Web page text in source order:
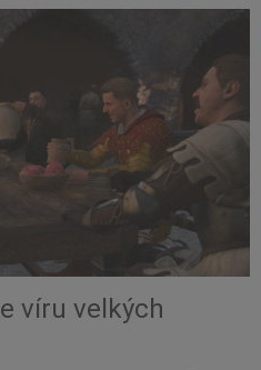
víru velkých